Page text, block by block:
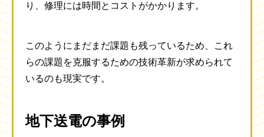
り、修理には時間とコストがかかります。
このようにまだまだ課題も残っているため、これ
らの課題を克服するための技術革新が求められて
いるのも現実です。
地下送電の事例